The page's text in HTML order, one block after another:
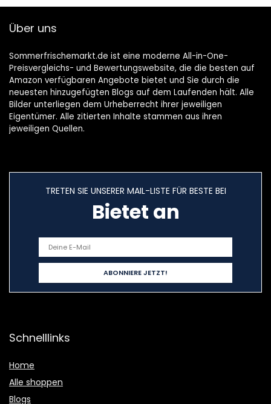
Über uns
Sommerfrischemarkt.de ist eine moderne All-in-One-
Preisvergleichs- und Bewertungswebsite, die die besten auf
Amazon verfügbaren Angebote bietet und Sie durch die
neuesten hinzugefügten Blogs auf dem Laufenden hält. Alle
Bilder unterliegen dem Urheberrecht ihrer jeweiligen
Eigentümer. Alle zitierten Inhalte stammen aus ihren
jeweiligen Quellen.
TRETEN SIE UNSERER MAIL-LISTE FÜR BESTE BEI
Bietet an
Schnelllinks
Home
Alle shoppen
Blogs